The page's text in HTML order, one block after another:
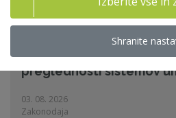
Začela so se uporabljati
preglednosti sistemov
03. 08. 2026
Zakonodaja
Shranite